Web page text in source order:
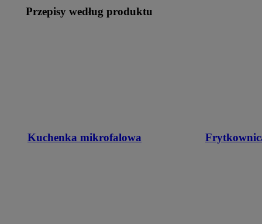
Przepisy według produktu
Kuchenka mikrofalowa